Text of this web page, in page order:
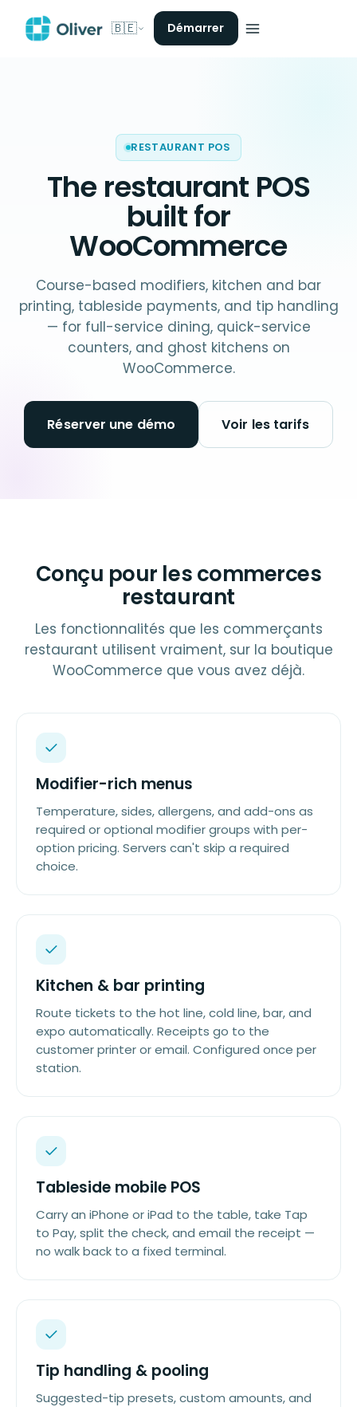
🇧🇪 Démarrer
RESTAURANT POS
Therestaurant POS
built for
WooCommerce
Course-based modifiers, kitchen and bar
printing, tableside payments, and tip handling
— for full-service dining, quick-service
counters, and ghost kitchens on
WooCommerce.
Réserver une démo Voir les tarifs
Conçu pour les commerces
restaurant
Les fonctionnalités que les commerçants
restaurant utilisent vraiment, sur la boutique
WooCommerce que vous avez déjà.
Modifier-rich menus
Temperature, sides, allergens, and add-ons as
required or optional modifier groups with per-
option pricing. Servers can't skip a required
choice.
Kitchen & bar printing
Route tickets to the hot line, cold line, bar, and
expo automatically. Receipts go to the
customer printer or email. Configured once per
station.
Tableside mobile POS
Carry an iPhone or iPad to the table, take Tap
to Pay, split the check, and email the receipt —
no walk back to a fixed terminal.
Tip handling & pooling
Suggested-tip presets, custom amounts, and